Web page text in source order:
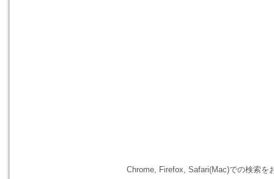
Chrome, Firefox, Safari(Mac)での検索を